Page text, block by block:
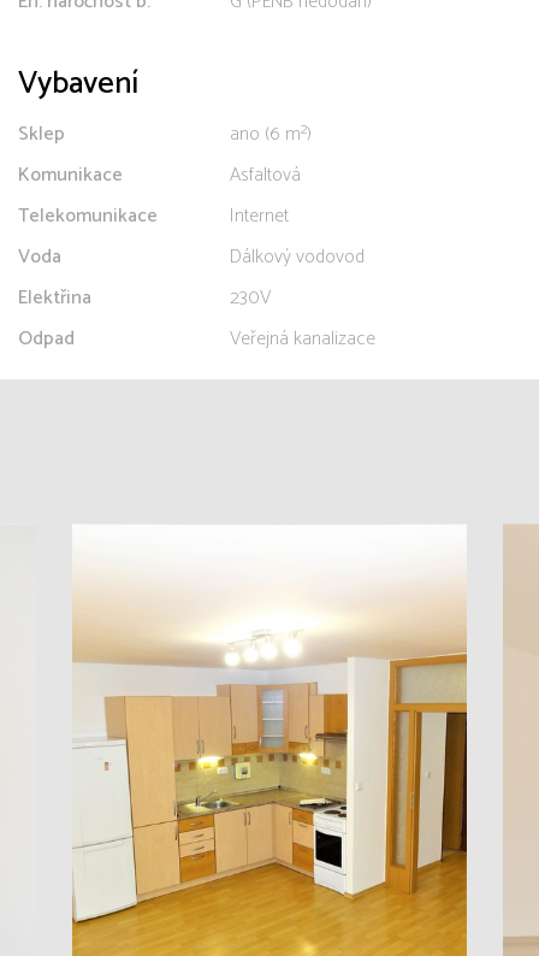
Vybavení
Sklep
ano (6 m²)
Komunikace
Asfaltová
Telekomunikace
Internet
Voda
Dálkový vodovod
Elektřina
230V
Odpad
Veřejná kanalizace